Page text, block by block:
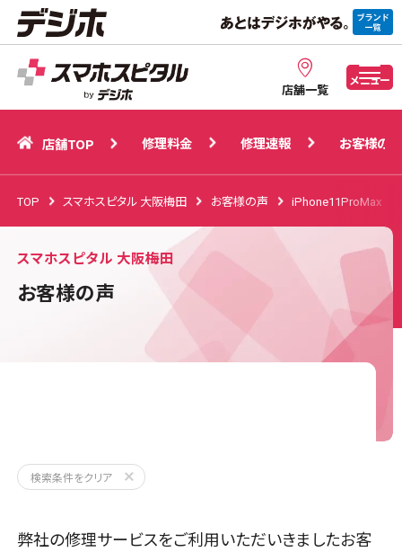
店舗一覧
メニュー
店舗TOP 修理速報 お客様の声
店舗TOP 修理料金 修理速報 お客様の声
TOP スマホスピタル 大阪梅田 お客様の声 iPhone11ProMax
スマホスピタル 大阪梅田
お客様の声
検索条件をクリア
弊社の修理サービスをご利用いただいきましたお客